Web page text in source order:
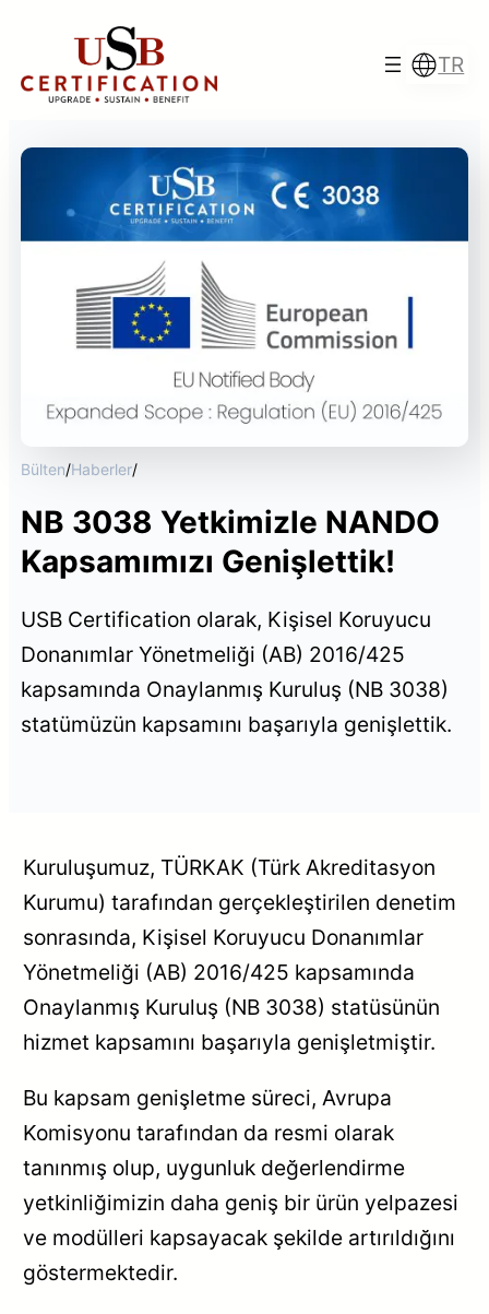
TR
Türkçe English
Français Italiano
Bülten/Haberler/
NB 3038 Yetkimizle NANDO
Kapsamımızı Genişlettik!
USB Certification olarak, Kişisel Koruyucu
Donanımlar Yönetmeliği (AB) 2016/425
kapsamında Onaylanmış Kuruluş (NB 3038)
statümüzün kapsamını başarıyla genişlettik.
Kuruluşumuz, TÜRKAK (Türk Akreditasyon
Kurumu) tarafından gerçekleştirilen denetim
sonrasında, Kişisel Koruyucu Donanımlar
Yönetmeliği (AB) 2016/425 kapsamında
Onaylanmış Kuruluş (NB 3038) statüsünün
hizmet kapsamını başarıyla genişletmiştir.
Bu kapsam genişletme süreci, Avrupa
Komisyonu tarafından da resmi olarak
tanınmış olup, uygunluk değerlendirme
yetkinliğimizin daha geniş bir ürün yelpazesi
ve modülleri kapsayacak şekilde artırıldığını
göstermektedir.